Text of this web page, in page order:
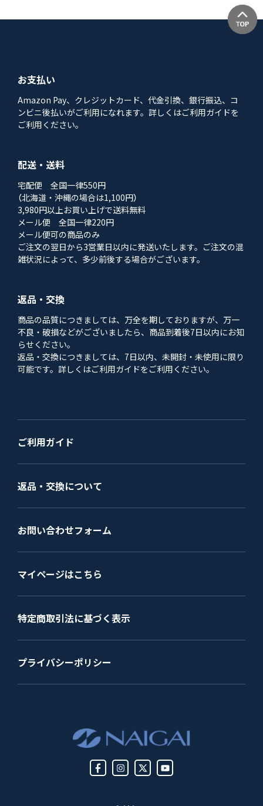
お支払い
Amazon Pay、クレジットカード、代金引換、銀行振込、コ
ンビニ後払いがご利用になれます。詳しくはご利用ガイドを
ご利用ください。
配送・送料
宅配便 全国一律550円
（北海道・沖縄の場合は1,100円）
3,980円以上お買い上げで送料無料
メール便 全国一律220円
メール便可の商品のみ
ご注文の翌日から3営業日以内に発送いたします。ご注文の混
雑状況によって、多少前後する場合がございます。
返品・交換
商品の品質につきましては、万全を期しておりますが、万一
不良・破損などがございましたら、商品到着後7日以内にお知
らせください。
返品・交換につきましては、7日以内、未開封・未使用に限り
可能です。詳しくはご利用ガイドをご利用ください。
ご利用ガイド
返品・交換について
お問い合わせフォーム
マイページはこちら
特定商取引法に基づく表示
プライバシーポリシー